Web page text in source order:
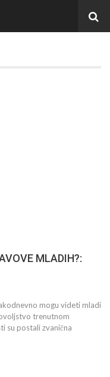
MLADIH?:
mogu videti mladi
trenutnom
su postali zvanična